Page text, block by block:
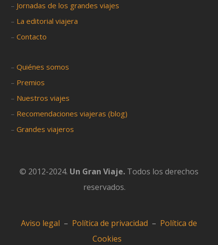
– Jornadas de los grandes viajes
– La editorial viajera
–Contacto
–Quiénes somos
– Premios
– Nuestros viajes
– Recomendaciones viajeras (blog)
–Grandes viajeros
© 2012-2024. Un Gran Viaje. Todos los derechos
reservados.
Aviso legal – Política de privacidad – Política de
Cookies